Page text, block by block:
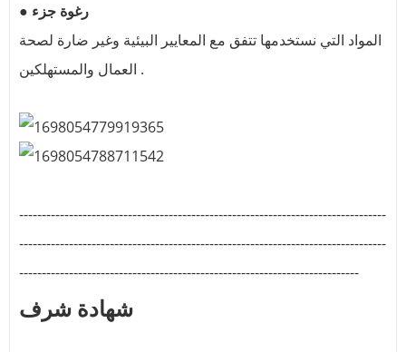
● رغوة جزء
المواد التي نستخدمها تتفق مع المعايير البيئية وغير ضارة لصحة
العمال والمستهلكين .
---------------------------------------------------------------------------------
---------------------------------------------------------------------------------
---------------------------------------------------------------------------
شهادة شرف